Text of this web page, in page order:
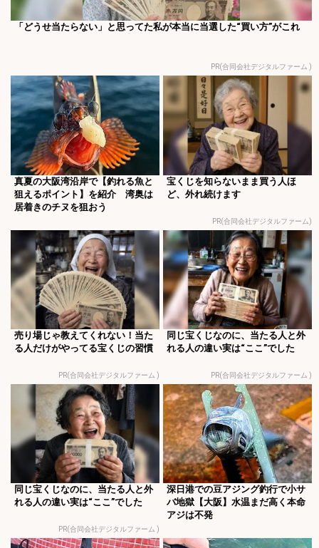
「どうせ当たらない」と思ってた私が本当に当選した“買い方”がこれ
PR(合同会社デジタルファーム )
真夏の大阪湾沿岸で【釣れる魚と
狙えるポイント】を紹介 湾奥は
居着きのチヌを狙おう
宝くじを知らないまま買う人ほ
ど、外れ続けます
PR(合同会社デジタルファーム)
売り場じゃ教えてくれない！当た
る人だけがやってる宝くじの習慣
PR(合同会社デジタルファーム )
同じ宝くじなのに、当たる人と外
れる人の違い実は“ここ”でした
PR(合同会社デジタルファーム )
同じ宝くじなのに、当たる人と外
れる人の違い実は“ここ”でした
PR(合同会社デジタルファーム )
深日港での豆アジング釣行で小サ
バ地獄【大阪】水温まだ高く本命
アジは不発